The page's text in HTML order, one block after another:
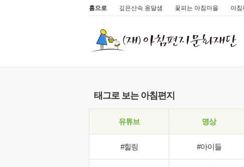
홈으로 깊은산속 옹달샘 꽃피는 아침마을 아침
태그로 보는 아침편지
유튜브 명상
#힐링 #아이들